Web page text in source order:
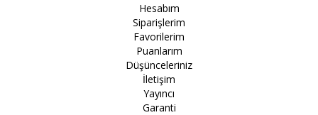
Hesabım
Siparişlerim
Favorilerim
Puanlarım
Düşünceleriniz
İletişim
Yayıncı
Garanti